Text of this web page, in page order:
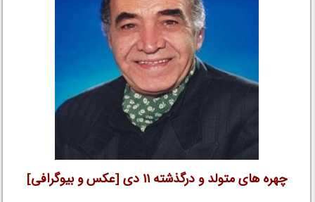
چهره های متولد و درگذشته 11 دی [عکس و بیوگرافی]